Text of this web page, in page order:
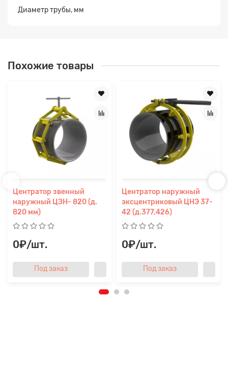
Диаметр трубы, мм
Похожие товары
Центратор звенный
наружный ЦЗН- 820 (д.
820 мм)
0₽/шт.
Под заказ
Центратор наружный
эксцентриковый ЦНЭ 37-
42 (д.377,426)
0₽/шт.
Под заказ